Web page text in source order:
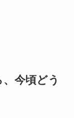
今頃どう